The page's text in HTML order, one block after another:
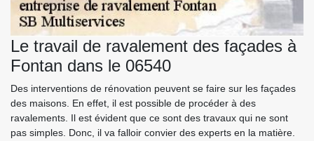
Le travail de ravalement des façades à
Fontan dans le 06540
Des interventions de rénovation peuvent se faire sur les façades
des maisons. En effet, il est possible de procéder à des
ravalements. Il est évident que ce sont des travaux qui ne sont
pas simples. Donc, il va falloir convier des experts en la matière.